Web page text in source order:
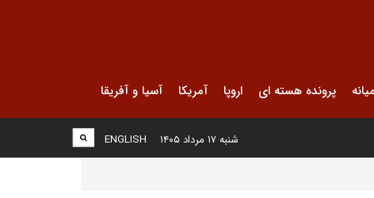
پرونده هسته ای اروپا آمریکا آسیا و آفریقا
ENGLISH شنبه ۱۷ مرداد ۱۴۰۵